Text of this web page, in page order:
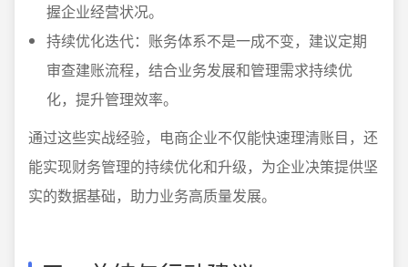
握企业经营状况。
持续优化迭代：账务体系不是一成不变，建议定期
审查建账流程，结合业务发展和管理需求持续优
化，提升管理效率。
通过这些实战经验，电商企业不仅能快速理清账目，还
能实现财务管理的持续优化和升级，为企业决策提供坚
实的数据基础，助力业务高质量发展。